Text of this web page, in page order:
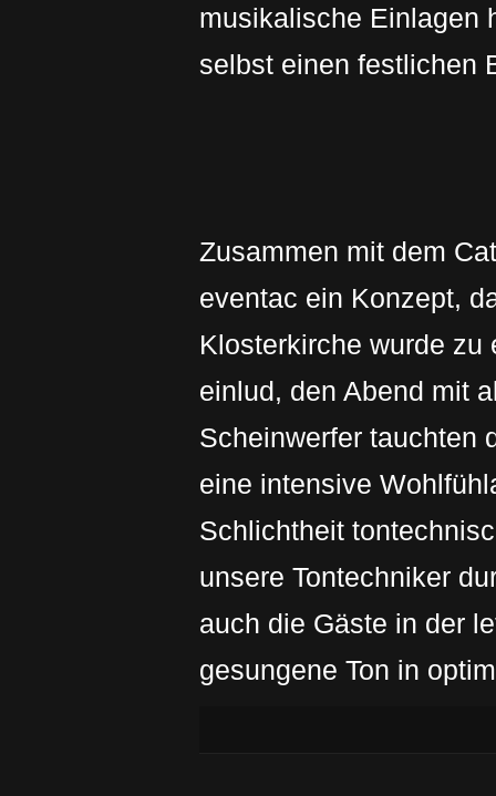
musikalische Einlagen
selbst einen festlichen
Zusammen mit dem
eventac ein Konzept,
Klosterkirche wurde zu
einlud, den Abend mit
Scheinwerfer tauchten
eine intensive
Schlichtheit
unsere Tontechniker
auch die Gäste in der
gesungene Ton in